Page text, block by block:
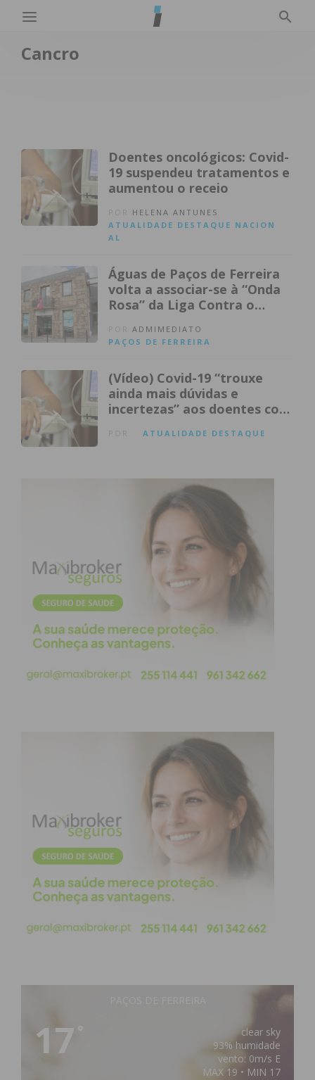
Cancro
Doentes oncológicos: Covid-
19 suspendeu tratamentos e
aumentou o receio
HELENA ANTUNES
ATUALIDADE DESTAQUE NACION
AL
Águas de Paços de Ferreira
volta a associar-se à “Onda
Rosa” da Liga Contra o
PORADMIMEDIATO
PAÇOS DE FERREIRA
(Vídeo) Covid-19 “trouxe
ainda mais dúvidas e
incertezas” aos doentes com
ATUALIDADE DESTAQUE
17
clear sky
93% humidade
vento: 0m/s E
MAX 19 • MIN 17